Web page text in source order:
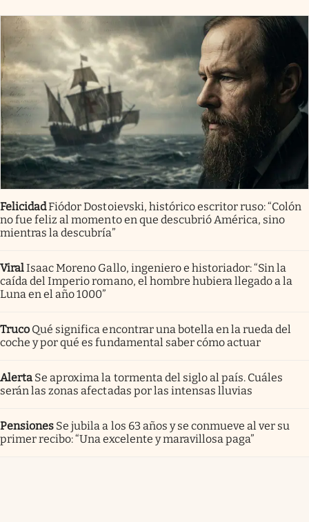
FelicidadFiódor Dostoievski, histórico escritor ruso: “Colón
no fue feliz al momento en que descubrió América, sino
mientras la descubría”
ViralIsaac Moreno Gallo, ingeniero e historiador: “Sin la
caída del Imperio romano, el hombre hubiera llegado a la
Luna en el año 1000”
Truco Qué significa encontrar una botella en la rueda del
coche y por qué es fundamental saber cómo actuar
Alerta Se aproxima la tormenta del siglo al país. Cuáles
serán las zonas afectadas por las intensas lluvias
Pensiones Se jubila a los 63 años y se conmueve al ver su
primer recibo: “Una excelente y maravillosa paga”